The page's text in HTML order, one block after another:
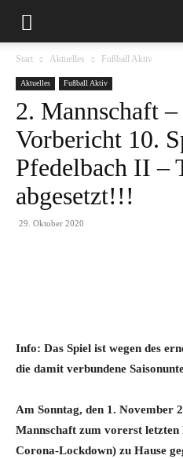
Start Aktuelles Fußball Aktiv
Aktuelles Fußball Aktiv
2. Mannschaft
Vorbericht 10.
Pfedelbach II –
abgesetzt!!!
29. Oktober 2020
Info: Das Spiel ist wegen des
die damit verbundene
Am Sonntag, den 1. November
Mannschaft zum vorerst letzten
Corona-Lockdown) zu Hause